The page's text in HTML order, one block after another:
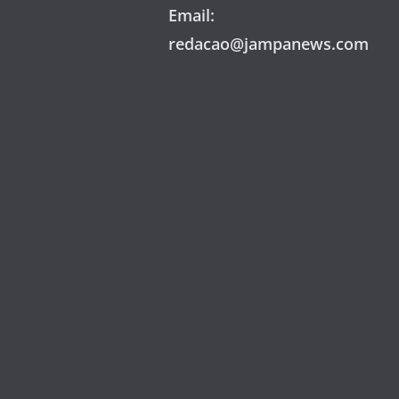
Email:
redacao@jampanews.com